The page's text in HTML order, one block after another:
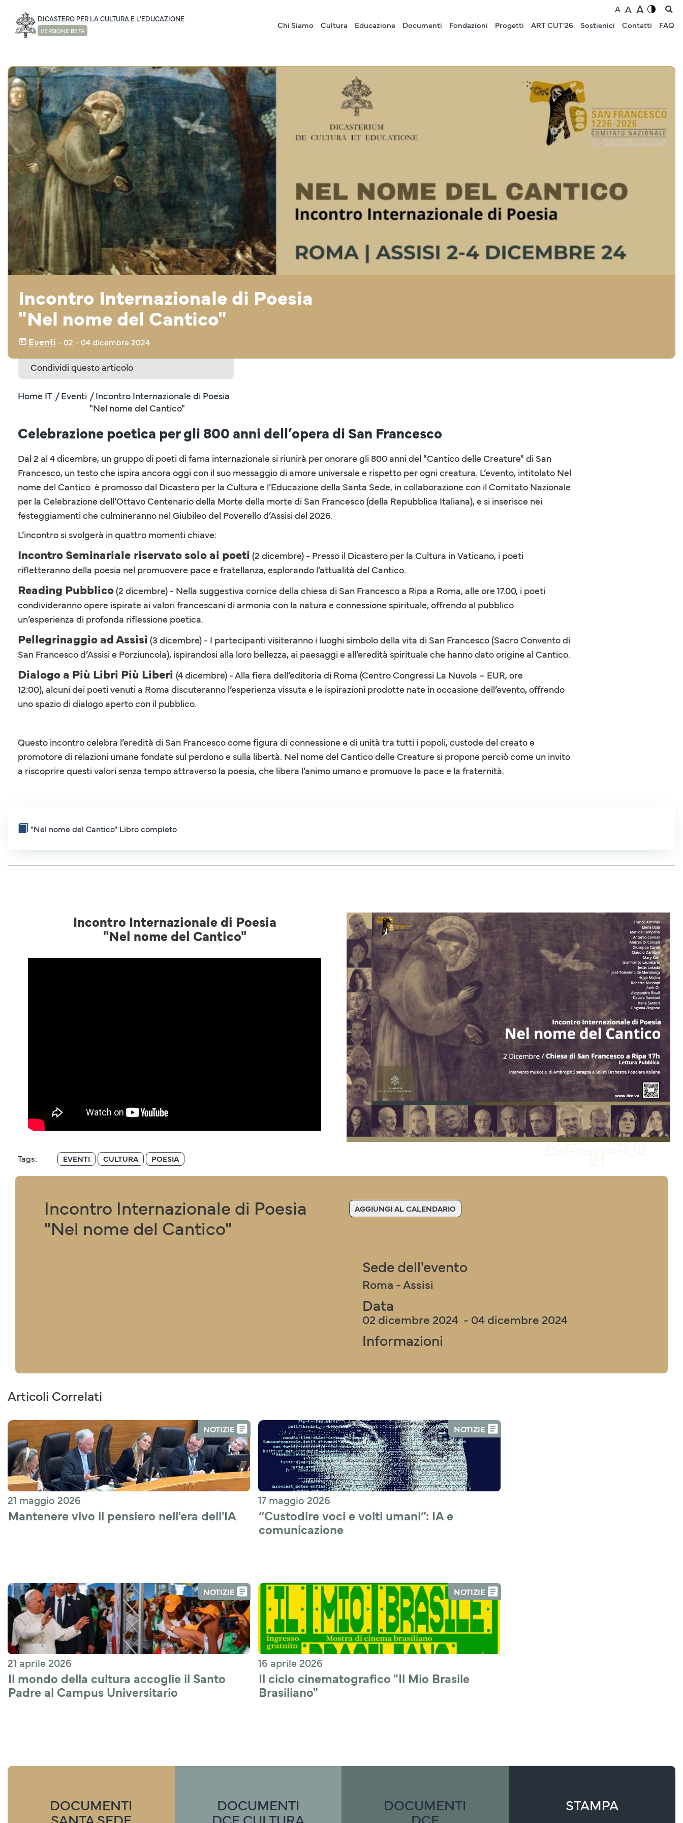
DICASTERO PER LA CULTURA E L'EDUCAZIONE
VERSIONE BETA
A A A
Chi Siamo Cultura Educazione Documenti Fondazioni Progetti ART CUT'26 Sostienici Contatti FAQ
Incontro Internazionale di Poesia
"Nel nome del Cantico"
Eventi ‒ 02 - 04 dicembre 2024
Condividi questo articolo
Home IT / Eventi / Incontro Internazionale di Poesia
"Nel nome del Cantico"
Celebrazione poetica per gli 800 anni dell’opera di San Francesco
Dal 2 al 4 dicembre, un gruppo di poeti di fama internazionale si riunirà per onorare gli 800 anni del "Cantico delle Creature" di San
Francesco, un testo che ispira ancora oggi con il suo messaggio di amore universale e rispetto per ogni creatura. L’evento, intitolato Nel
nome del Cantico è promosso dal Dicastero per la Cultura e l’Educazione della Santa Sede, in collaborazione con il Comitato Nazionale
per la Celebrazione dell’Ottavo Centenario della Morte della morte di San Francesco (della Repubblica Italiana), e si inserisce nei
festeggiamenti che culmineranno nel Giubileo del Poverello d’Assisi del 2026.
L’incontro si svolgerà in quattro momenti chiave:
Incontro Seminariale riservato solo ai poeti (2 dicembre) - Presso il Dicastero per la Cultura in Vaticano, i poeti
rifletteranno della poesia nel promuovere pace e fratellanza, esplorando l’attualità del Cantico.
Reading Pubblico(2 dicembre) - Nella suggestiva cornice della chiesa di San Francesco a Ripa a Roma, alle ore 17.00, i poeti
condivideranno opere ispirate ai valori francescani di armonia con la natura e connessione spirituale, offrendo al pubblico
un’esperienza di profonda riflessione poetica.
Pellegrinaggio ad Assisi (3 dicembre) - I partecipanti visiteranno i luoghi simbolo della vita di San Francesco (Sacro Convento di
San Francesco d’Assisi e Porziuncola), ispirandosi alla loro bellezza, ai paesaggi e all’eredità spirituale che hanno dato origine al Cantico.
Dialogo a Più Libri Più Liberi (4 dicembre) - Alla fiera dell’editoria di Roma (Centro Congressi La Nuvola – EUR, ore
12:00), alcuni dei poeti venuti a Roma discuteranno l’esperienza vissuta e le ispirazioni prodotte nate in occasione dell’evento, offrendo
uno spazio di dialogo aperto con il pubblico.
Questo incontro celebra l’eredità di San Francesco come figura di connessione e di unità tra tutti i popoli, custode del creato e
promotore di relazioni umane fondate sul perdono e sulla libertà. Nel nome del Cantico delle Creature si propone perciò come un invito
a riscoprire questi valori senza tempo attraverso la poesia, che libera l’animo umano e promuove la pace e la fraternità.
"Nel nome del Cantico" Libro completo
Incontro Internazionale di Poesia
"Nel nome del Cantico"
Tags: EVENTI CULTURA POESIA
Incontro Internazionale di Poesia
"Nel nome del Cantico"
AGGIUNGI AL CALENDARIO
Sede dell'evento
Roma - Assisi
Data
02 dicembre 2024 - 04 dicembre 2024
Informazioni
Articoli Correlati
NOTIZIE
21 maggio 2026
Mantenere vivo il pensiero nell'era dell'IA
NOTIZIE
17 maggio 2026
“Custodire voci e volti umani”: IA e
NOTIZIE
21 aprile 2026
Il mondo della cultura accoglie il Santo
Padre al Campus Universitario
“León XIV” in Guinea Equatoriale
NOTIZIE
16 aprile 2026
Il ciclo cinematografico "Il Mio Brasile
Brasiliano"
DOCUMENTI
SANTA SEDE
DOCUMENTI
DCE CULTURA
DOCUMENTI
DCE
STAMPA